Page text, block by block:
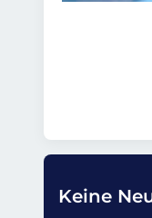
Keine